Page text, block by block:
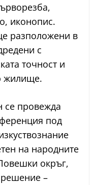
иконопис.
разположени в
с
точност и
жилище.
се провежда
под
на народните
окръг,
–